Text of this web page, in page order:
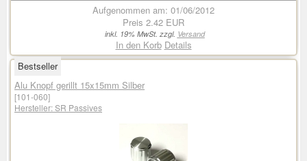
Aufgenommen am: 01/06/2012
Preis 2.42 EUR
inkl. 19% MwSt. zzgl. Versand
In den Korb Details
Bestseller
Alu Knopf gerillt 15x15mm Silber
[101-060]
Hersteller:SR Passives